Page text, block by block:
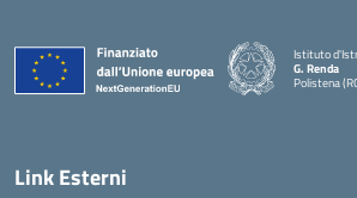
Istituto
G. Renda
Polistena
Link Esterni